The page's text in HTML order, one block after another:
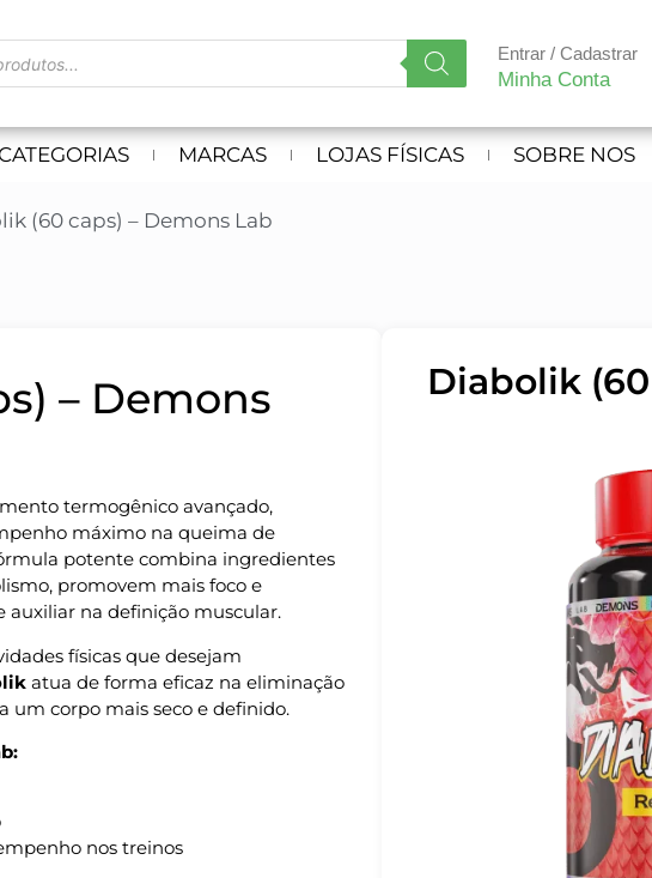
Entrar / Cadastrar
Minha Conta
CATEGORIAS MARCAS LOJAS FÍSICAS SOBRE NOS
(60 caps) – Demons Lab
– Demons
termogênico avançado,
máximo na queima de
potente combina ingredientes
promovem mais foco e
auxiliar na definição muscular.
físicas que desejam
atua de forma eficaz na eliminação
um corpo mais seco e definido.
nos treinos
Diabolik